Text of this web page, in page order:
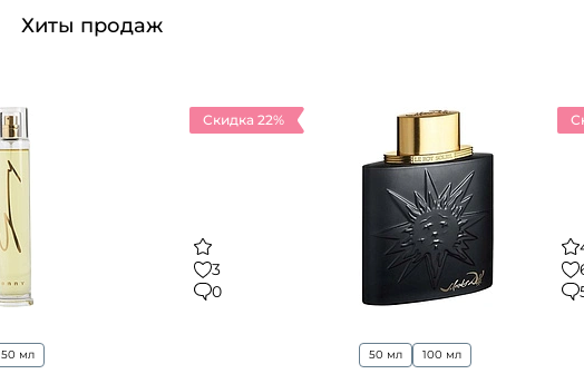
Хиты продаж
Скидка 22%
3
0
50 мл 50 мл 100 мл